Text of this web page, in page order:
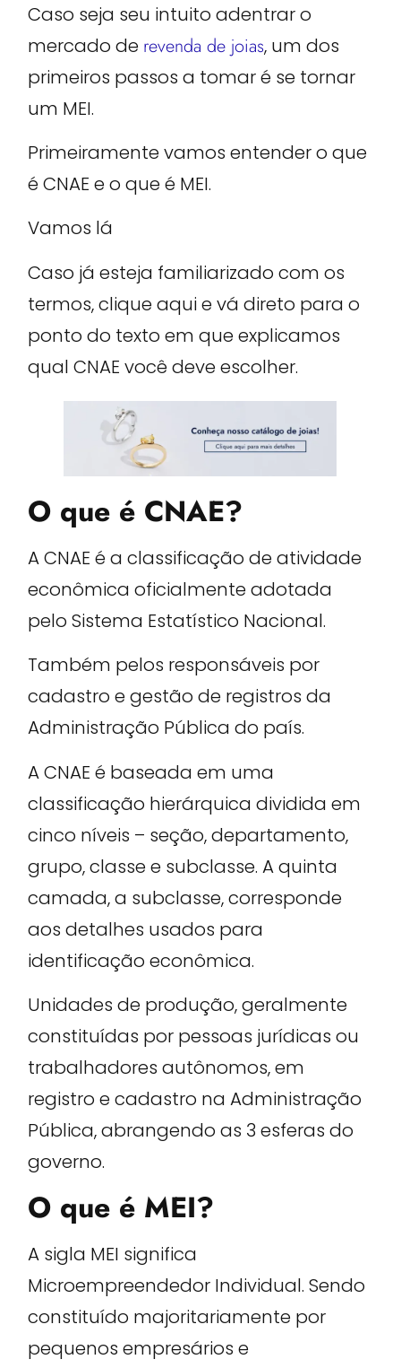
Caso seja seu intuito adentrar o
mercado de revenda de joias, um dos
primeiros passos a tomar é se tornar
um MEI.
Primeiramente vamos entender o que
é CNAE e o que é MEI.
Vamos lá
Caso já esteja familiarizado com os
termos, clique aqui e vá direto para o
ponto do texto em que explicamos
qual CNAE você deve escolher.
O que é CNAE?
A CNAE é a classificação de atividade
econômica oficialmente adotada
pelo Sistema Estatístico Nacional.
Também pelos responsáveis por
cadastro e gestão de registros da
Administração Pública do país.
A CNAE é baseada em uma
classificação hierárquica dividida em
cinco níveis – seção, departamento,
grupo, classe e subclasse. A quinta
camada, a subclasse, corresponde
aos detalhes usados ​​para
identificação econômica.
Unidades de produção, geralmente
constituídas por pessoas jurídicas ou
trabalhadores autônomos, em
registro e cadastro na Administração
Pública, abrangendo as 3 esferas do
governo.
O que é MEI?
A sigla MEI significa
Microempreendedor Individual. Sendo
constituído majoritariamente por
pequenos empresários e